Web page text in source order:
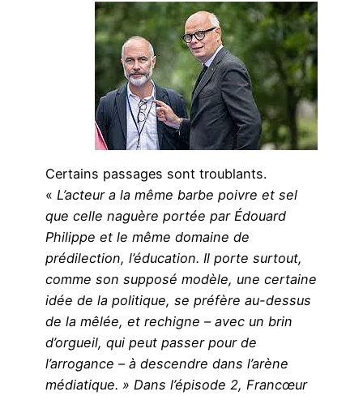
Certains passages sont troublants.
« L’acteur a la même barbe poivre et sel
que celle naguère portée par Édouard
Philippe et le même domaine de
prédilection, l’éducation. Il porte surtout,
comme son supposé modèle, une certaine
idée de la politique, se préfère au-dessus
de la mêlée, et rechigne – avec un brin
d’orgueil, qui peut passer pour de
l’arrogance – à descendre dans l’arène
médiatique. » Dans l’épisode 2, Francœur